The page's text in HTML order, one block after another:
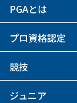
PGAとは
プロ資格認定
競技
ジュニア